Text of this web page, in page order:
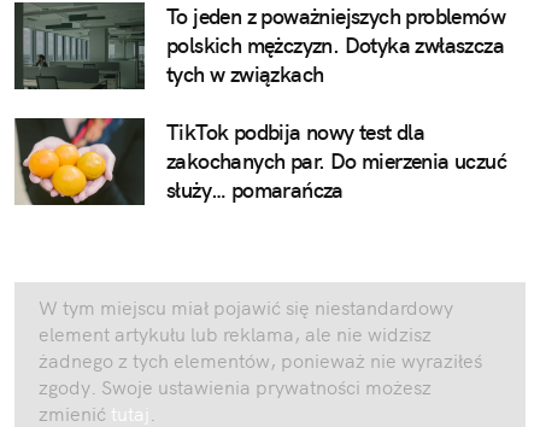
To jeden z poważniejszych problemów
polskich mężczyzn. Dotyka zwłaszcza
tych w związkach
TikTok podbija nowy test dla
zakochanych par. Do mierzenia uczuć
służy… pomarańcza
W tym miejscu miał pojawić się niestandardowy
element artykułu lub reklama, ale nie widzisz
żadnego z tych elementów, ponieważ nie wyraziłeś
zgody. Swoje ustawienia prywatności możesz
zmienić tutaj